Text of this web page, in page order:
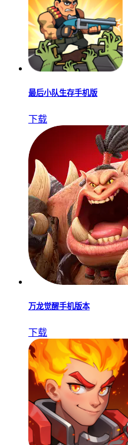
最后小队生存手机版
下载
万龙觉醒手机版本
下载